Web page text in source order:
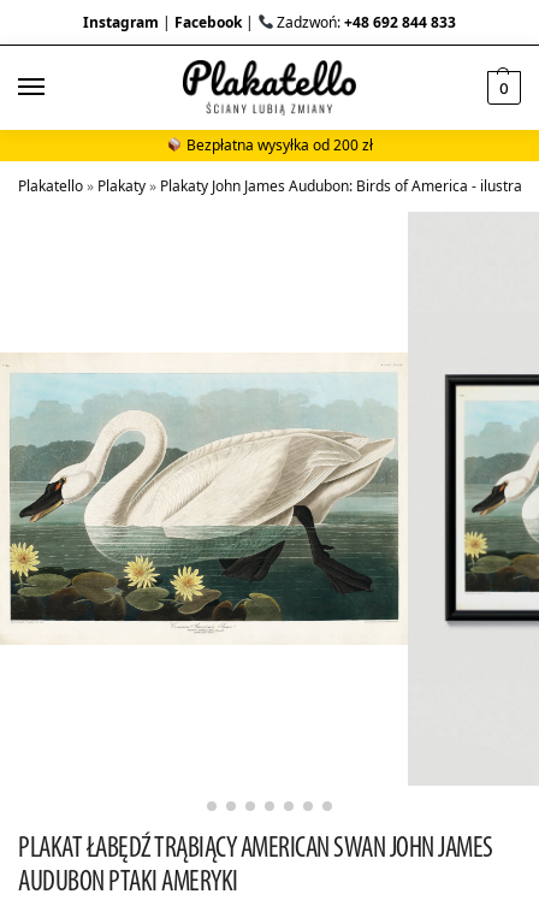
Instagram | Facebook| Zadzwoń:+48 692 844 833
0
Bezpłatna wysyłka od 200 zł
Plakatello» Plakaty» Plakaty John James Audubon: Birds of America -
PLAKAT ŁABĘDŹ TRĄBIĄCY AMERICAN SWAN JOHN JAMES
AUDUBON PTAKI AMERYKI